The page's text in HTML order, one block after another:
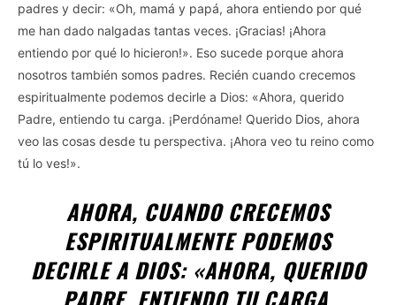
padres y decir: «Oh, mamá y papá, ahora entiendo por qué
me han dado nalgadas tantas veces. ¡Gracias! ¡Ahora
entiendo por qué lo hicieron!». Eso sucede porque ahora
nosotros también somos padres. Recién cuando crecemos
espiritualmente podemos decirle a Dios: «Ahora, querido
Padre, entiendo tu carga. ¡Perdóname! Querido Dios, ahora
veo las cosas desde tu perspectiva. ¡Ahora veo tu reino como
tú lo ves!».
AHORA, CUANDO CRECEMOS
ESPIRITUALMENTE PODEMOS
DECIRLE A DIOS: «AHORA, QUERIDO